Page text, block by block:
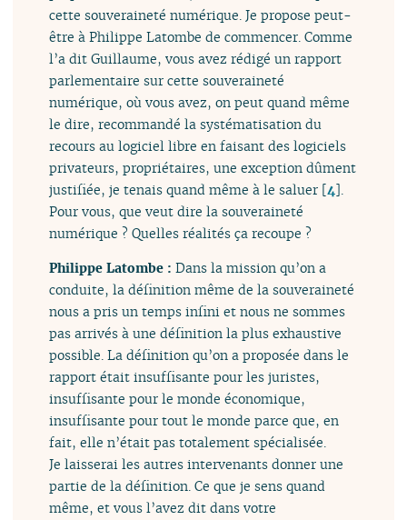
cette souveraineté numérique. Je propose peut-
être à Philippe Latombe de commencer. Comme
l’a dit Guillaume, vous avez rédigé un rapport
parlementaire sur cette souveraineté
numérique, où vous avez, on peut quand même
le dire, recommandé la systématisation du
recours au logiciel libre en faisant des logiciels
privateurs, propriétaires, une exception dûment
justifiée, je tenais quand même à le saluer [4].
Pour vous, que veut dire la souveraineté
numérique ? Quelles réalités ça recoupe ?
Philippe Latombe :Dans la mission qu’on a
conduite, la définition même de la souveraineté
nous a pris un temps infini et nous ne sommes
pas arrivés à une définition la plus exhaustive
possible. La définition qu’on a proposée dans le
rapport était insuffisante pour les juristes,
insuffisante pour le monde économique,
insuffisante pour tout le monde parce que, en
fait, elle n’était pas totalement spécialisée.
Je laisserai les autres intervenants donner une
partie de la définition. Ce que je sens quand
même, et vous l’avez dit dans votre